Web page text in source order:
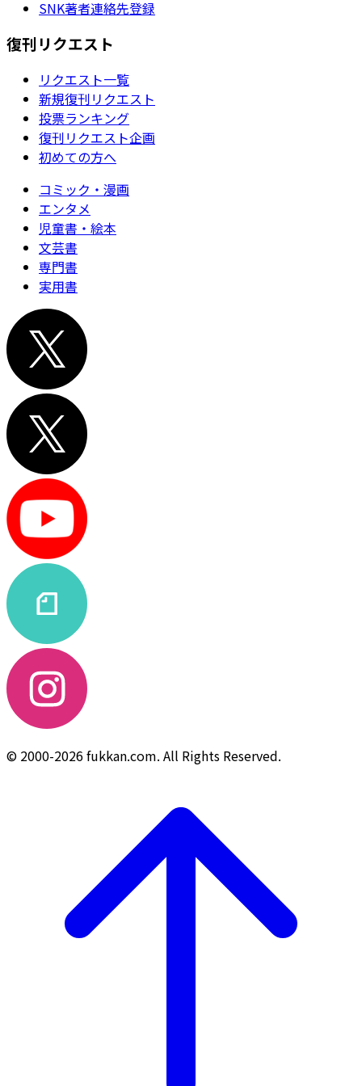
SNK著者連絡先登録
復刊リクエスト
リクエスト一覧
新規復刊リクエスト
投票ランキング
復刊リクエスト企画
初めての方へ
コミック・漫画
エンタメ
児童書・絵本
文芸書
専門書
実用書
© 2000-2026 fukkan.com. All Rights Reserved.